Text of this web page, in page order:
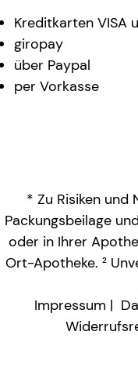
Kreditkarten VISA
giropay
über Paypal
per Vorkasse
* Zu Risiken und
Packungsbeilage
oder in Ihrer
Ort-Apotheke. ²
Impressum